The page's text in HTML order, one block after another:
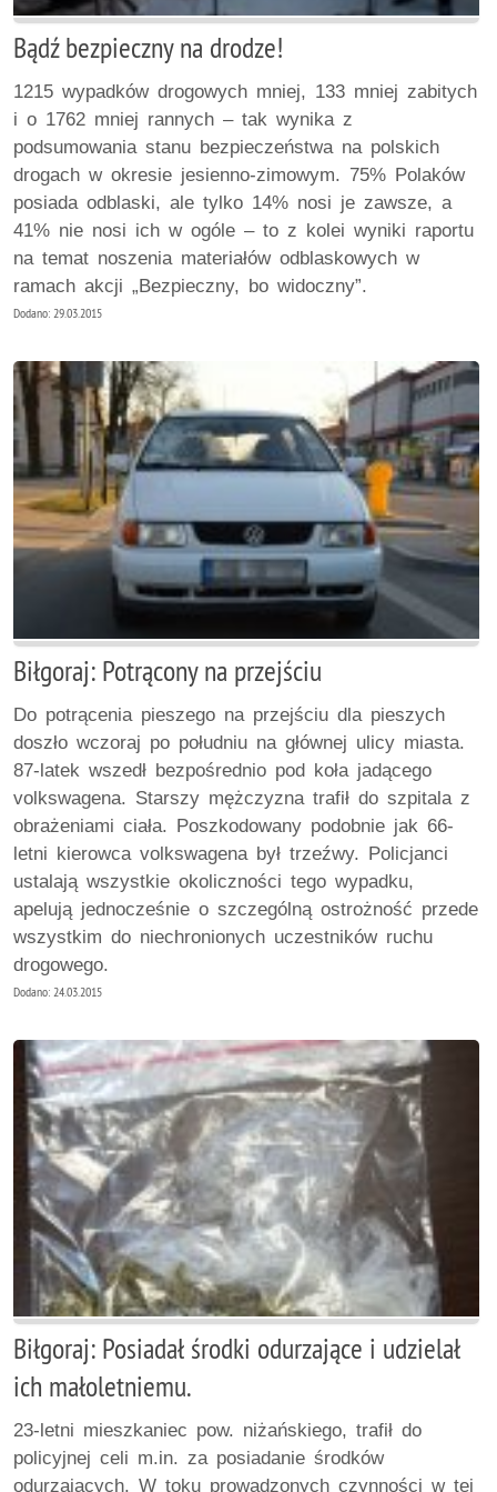
Bądź bezpieczny na drodze!
1215 wypadków drogowych mniej, 133 mniej zabitych
i o 1762 mniej rannych – tak wynika z
podsumowania stanu bezpieczeństwa na polskich
drogach w okresie jesienno-zimowym. 75% Polaków
posiada odblaski, ale tylko 14% nosi je zawsze, a
41% nie nosi ich w ogóle – to z kolei wyniki raportu
na temat noszenia materiałów odblaskowych w
ramach akcji „Bezpieczny, bo widoczny”.
Dodano: 29.03.2015
Biłgoraj: Potrącony na przejściu
Do potrącenia pieszego na przejściu dla pieszych
doszło wczoraj po południu na głównej ulicy miasta.
87-latek wszedł bezpośrednio pod koła jadącego
volkswagena. Starszy mężczyzna trafił do szpitala z
obrażeniami ciała. Poszkodowany podobnie jak 66-
letni kierowca volkswagena był trzeźwy. Policjanci
ustalają wszystkie okoliczności tego wypadku,
apelują jednocześnie o szczególną ostrożność przede
wszystkim do niechronionych uczestników ruchu
drogowego.
Dodano: 24.03.2015
Biłgoraj: Posiadał środki odurzające i udzielał
ich małoletniemu.
23-letni mieszkaniec pow. niżańskiego, trafił do
policyjnej celi m.in. za posiadanie środków
odurzających. W toku prowadzonych czynności w tej